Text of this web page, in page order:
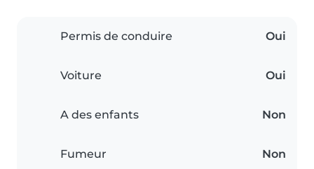
Permis de conduire Oui
Voiture Oui
A des enfants Non
Fumeur Non